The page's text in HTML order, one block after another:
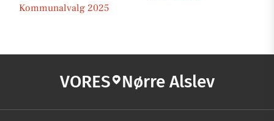
Kommunalvalg 2025
VORES Nørre Alslev